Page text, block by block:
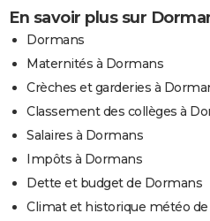
En savoir plus sur
Dormans
Maternités à Dormans
Crèches et garderies à
Classement des collèges à
Salaires à Dormans
Impôts à Dormans
Dette et budget de Dormans
Climat et historique météo